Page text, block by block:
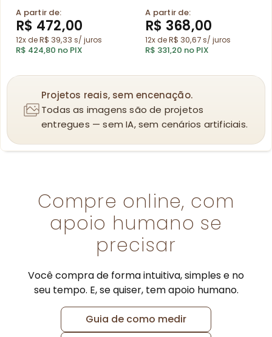
A partir de:
R$ 472,00
12x deR$ 39,33 s/ juros
R$ 424,80 no PIX
Bege e Cinza
A partir de:
R$ 368,00
12x deR$ 30,67s/ juros
R$ 331,20 no PIX
Projetos reais, sem encenação.
Todas as imagens são de projetos
entregues — sem IA, sem cenários artificiais.
Compre online, com
apoio humano se
precisar
Você compra de forma intuitiva, simples e no
seu tempo. E, se quiser, tem apoio humano.
Guia de como medir